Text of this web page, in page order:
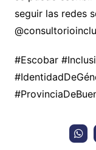
seguir las redes
#Escobar